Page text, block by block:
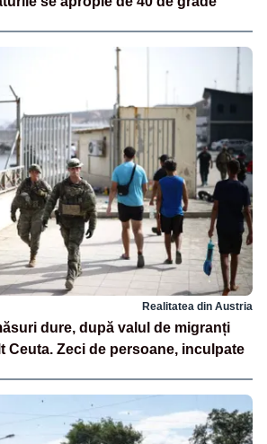
Realitatea din Austria
dure, după valul de migranți
Ceuta. Zeci de persoane, inculpate